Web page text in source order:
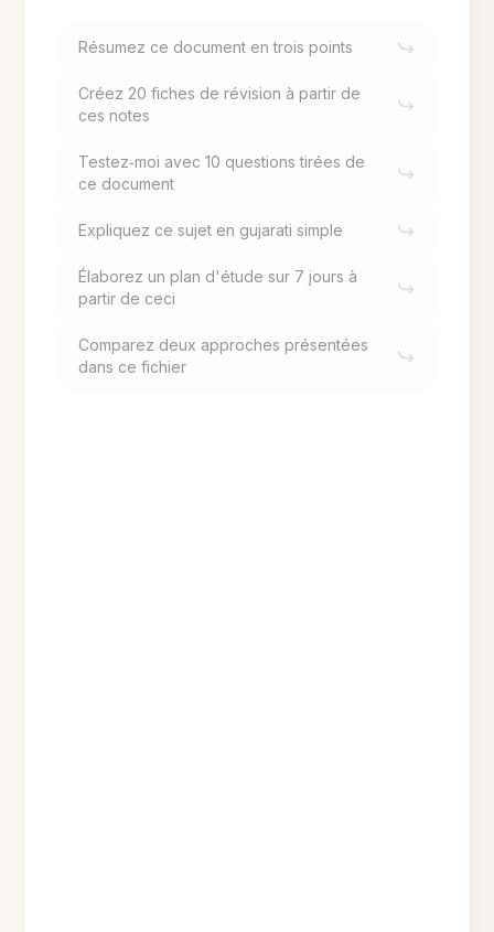
Résumez ce document en trois points
Créez 20 fiches de révision à partir de
ces notes
Testez‑moi avec 10 questions tirées de
ce document
Expliquez ce sujet en gujarati simple
Élaborez un plan d'étude sur 7 jours à
partir de ceci
Comparez deux approches présentées
dans ce fichier